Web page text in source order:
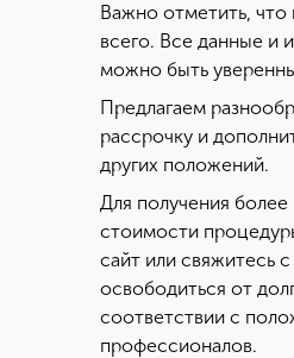
Важно отметить,
всего. Все данные и
можно быть
Предлагаем
рассрочку и
других положений.
Для получения
стоимости
сайт или свяжитесь
освободиться от
соответствии с
профессионалов.